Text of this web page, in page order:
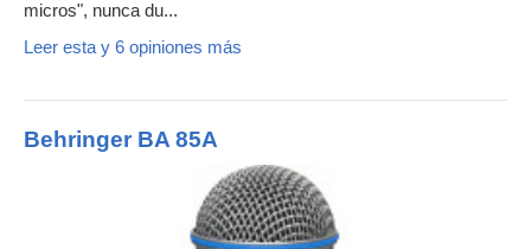
micros", nunca du...
Leer esta y 6 opiniones más
Behringer BA 85A